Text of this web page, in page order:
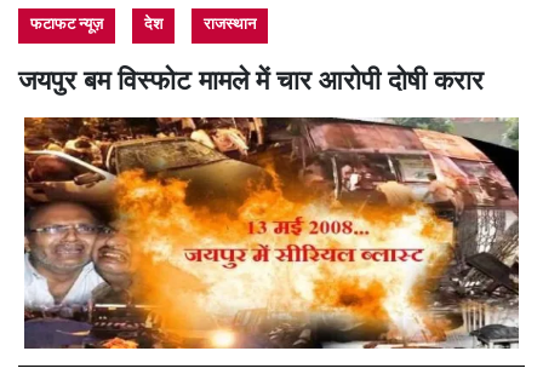
फटाफट न्यूज़ देश राजस्थान
जयपुर बम विस्फोट मामले में चार आरोपी दोषी करार